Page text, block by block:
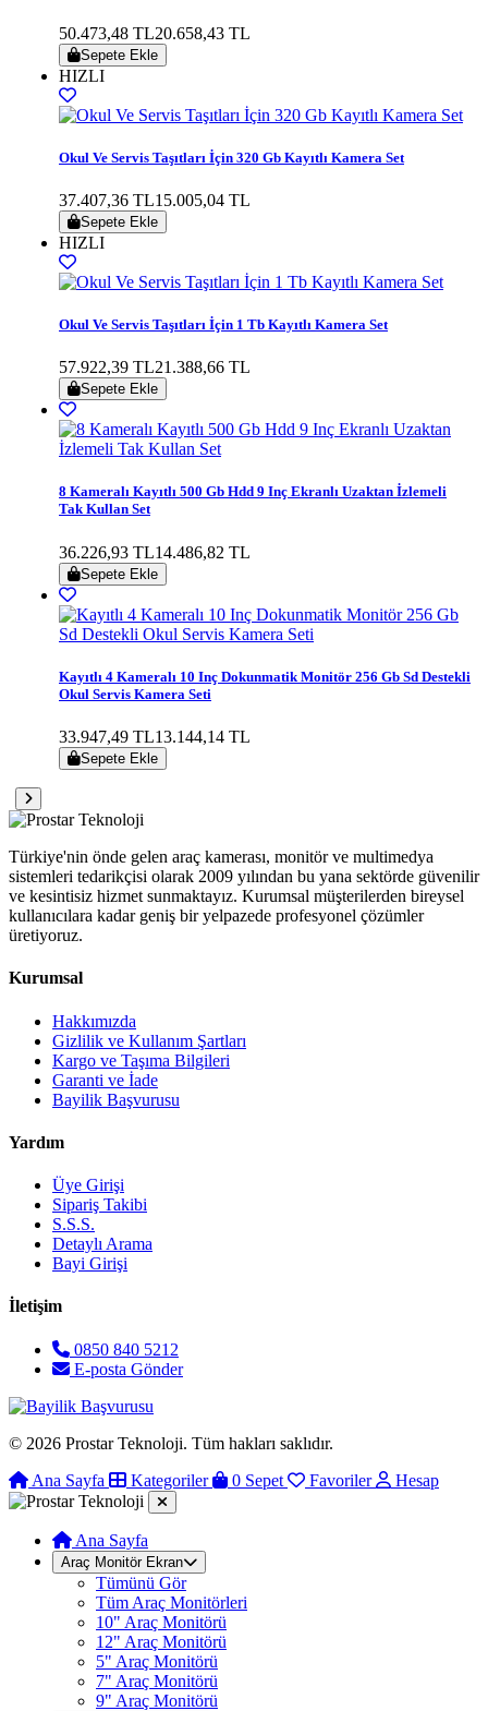
50.473,48 TL20.658,43 TL
Sepete Ekle
HIZLI
Okul Ve Servis Taşıtları İçin 320 Gb Kayıtlı Kamera Set
37.407,36 TL15.005,04 TL
Sepete Ekle
HIZLI
Okul Ve Servis Taşıtları İçin 1 Tb Kayıtlı Kamera Set
57.922,39 TL21.388,66 TL
Sepete Ekle
8 Kameralı Kayıtlı 500 Gb Hdd 9 Inç Ekranlı Uzaktan İzlemeli
Tak Kullan Set
36.226,93 TL14.486,82 TL
Sepete Ekle
Kayıtlı 4 Kameralı 10 Inç Dokunmatik Monitör 256 Gb Sd Destekli
Okul Servis Kamera Seti
33.947,49 TL13.144,14 TL
Sepete Ekle
Türkiye'nin önde gelen araç kamerası, monitör ve multimedya
sistemleri tedarikçisi olarak 2009 yılından bu yana sektörde güvenilir
ve kesintisiz hizmet sunmaktayız. Kurumsal müşterilerden bireysel
kullanıcılara kadar geniş bir yelpazede profesyonel çözümler
üretiyoruz.
Kurumsal
Hakkımızda
Gizlilik ve Kullanım Şartları
Kargo ve Taşıma Bilgileri
Garanti ve İade
Bayilik Başvurusu
Yardım
Üye Girişi
Sipariş Takibi
S.S.S.
Detaylı Arama
Bayi Girişi
İletişim
0850 840 5212
E-posta Gönder
© 2026 Prostar Teknoloji. Tüm hakları saklıdır.
Ana Sayfa
Kategoriler 0 Sepet Favoriler Hesap
Ana Sayfa
Araç Monitör Ekran
Tümünü Gör
Tüm Araç Monitörleri
10" Araç Monitörü
12" Araç Monitörü
5" Araç Monitörü
7" Araç Monitörü
9" Araç Monitörü